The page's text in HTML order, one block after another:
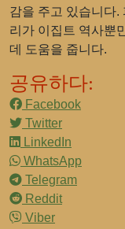
감을 주고 있습니다.
리가 이집트 역사뿐
데 도움을 줍니다.
공유하다:
Facebook
Twitter
LinkedIn
WhatsApp
Telegram
Reddit
Viber